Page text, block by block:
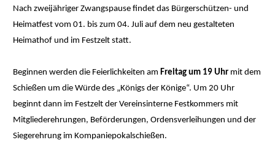
Nach zweijähriger Zwangspause findet das Bürgerschützen- und
Heimatfest vom 01. bis zum 04. Juli auf dem neu gestalteten
Heimathof und im Festzelt statt.
Beginnen werden die Feierlichkeiten amFreitag um 19 Uhr mit dem
Schießen um die Würde des „Königs der Könige“. Um 20 Uhr
beginnt dann im Festzelt der Vereinsinterne Festkommers mit
Mitgliederehrungen, Beförderungen, Ordensverleihungen und der
Siegerehrung im Kompaniepokalschießen.